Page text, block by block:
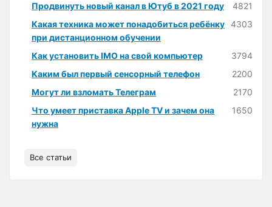
Продвинуть новый канал в Ютуб в 2021 году
4821
Какая техника может понадобиться ребёнку
при дистанционном обучении
4303
Как установить IMO на свой компьютер
3794
Каким был первый сенсорный телефон
2200
Могут ли взломать Телеграм
2170
Что умеет приставка Apple TV и зачем она
нужна
1650
Все статьи